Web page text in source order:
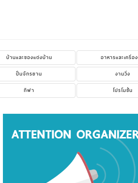
บ้านและของแต่งบ้าน
อาหารและเครื่อ
ปั่นจักรยาน
งานวิ่ง
กีฬา โปรโมชั่น